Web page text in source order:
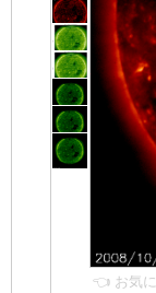
👈 お気